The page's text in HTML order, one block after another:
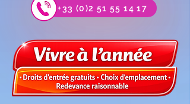
+33 (0)2 51 55 14 17